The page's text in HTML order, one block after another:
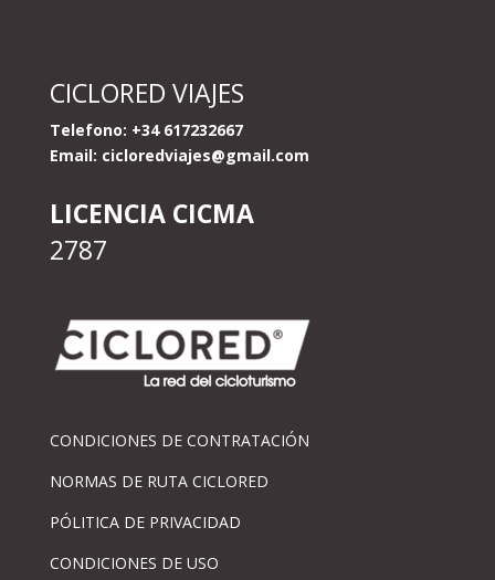
CICLORED VIAJES
Telefono: +34 617232667
Email: cicloredviajes@gmail.com
LICENCIA CICMA
2787
CONDICIONES DE CONTRATACIÓN
NORMAS DE RUTA CICLORED
PÓLITICA DE PRIVACIDAD
CONDICIONES DE USO